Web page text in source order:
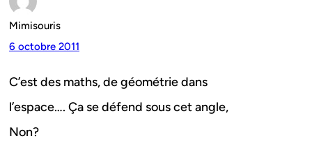
Mimisouris
6 octobre 2011
C’est des maths, de géométrie dans
l’espace…. Ça se défend sous cet angle,
Non?